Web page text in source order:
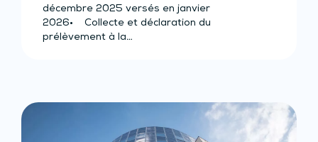
assimilés (effectif d’au moins 50
salariés)
décembre 2025 versés en janvier
2026• Collecte et déclaration du
prélèvement à la…